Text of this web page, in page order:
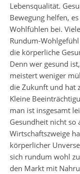
Lebensqualität.
Bewegung helfen,
Wohlfühlen bei.
Rundum-
die körperliche
Denn wer gesund
meistert weniger
die Zukunft und hat
Kleine
man ist insgesamt
Gesundheit nicht so
Wirtschaftszweige
körperlicher
sich rundum wohl
den Markt mit